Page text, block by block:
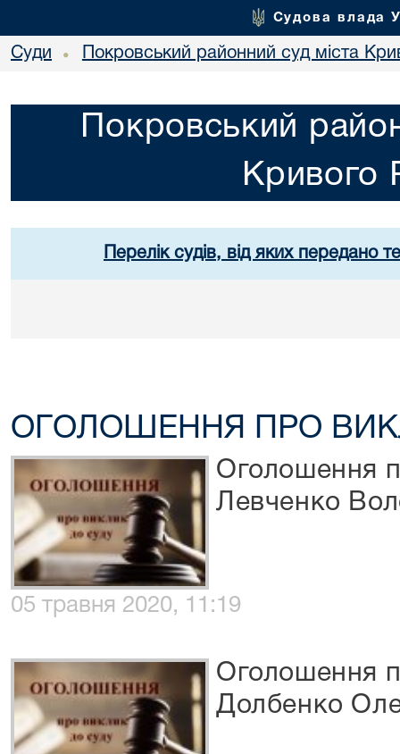
Судова влада
Суди • Покровський районний суд міста
Покровський
Кривого
Перелік судів, від яких передано
ОГОЛОШЕННЯ ПРО
Оголошення
Левченко
05 травня 2020, 11:19
Оголошення
Долбенко